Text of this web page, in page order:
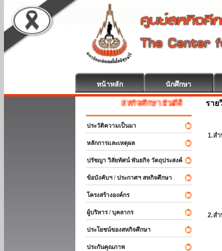
หน้าหลัก นักศึกษา
สหกิจศึกษา ยินดีต้อนรับ
ประวัติความเป็นมา
หลักการและเหตุผล
ปรัชญา วิสัยทัศน์ พันธกิจ วัตถุประสงค์
ข้อบังคับฯ / ประกาศฯ สหกิจศึกษา
โครงสร้างองค์กร
ผู้บริหาร / บุคลากร
ประโยชน์ของสหกิจศึกษา
ประกันคุณภาพ
ราย
1.ส
2.ส